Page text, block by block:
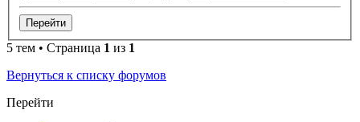
5 тем • Страница 1 из 1
Вернуться к списку форумов
Перейти